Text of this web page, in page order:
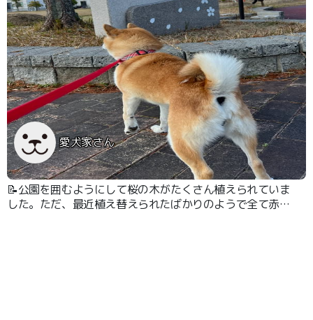
愛犬家さん
📝公園を囲むようにして桜の木がたくさん植えられていま
した。ただ、最近植え替えられたばかりのようで全て赤ち